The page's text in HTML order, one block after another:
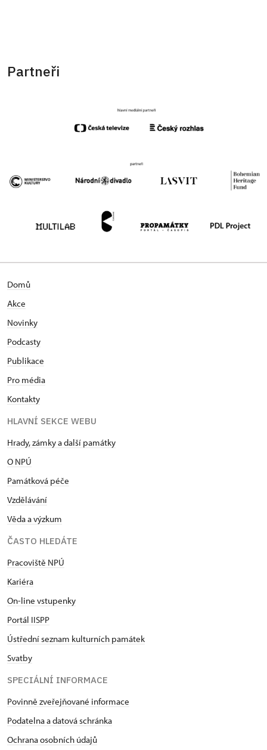
Partneři
Domů
Akce
Novinky
Podcasty
Publikace
Pro média
Kontakty
HLAVNÍ SEKCE WEBU
Hrady, zámky a další památky
O NPÚ
Památková péče
Vzdělávání
Věda a výzkum
ČASTO HLEDÁTE
Pracoviště NPÚ
Kariéra
On-line vstupenky
Portál IISPP
Ústřední seznam kulturních památek
Svatby
SPECIÁLNÍ INFORMACE
Povinně zveřejňované informace
Podatelna a datová schránka
Ochrana osobních údajů